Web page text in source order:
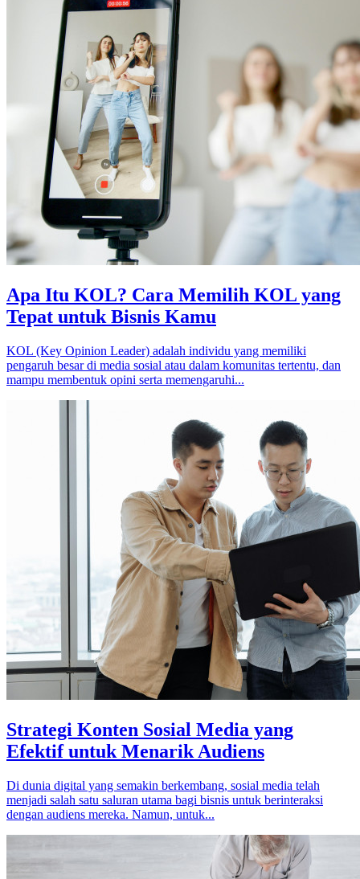
Apa Itu KOL? Cara Memilih KOL yang
Tepat untuk Bisnis Kamu
KOL (Key Opinion Leader) adalah individu yang memiliki
pengaruh besar di media sosial atau dalam komunitas tertentu, dan
mampu membentuk opini serta memengaruhi...
Strategi Konten Sosial Media yang
Efektif untuk Menarik Audiens
Di dunia digital yang semakin berkembang, sosial media telah
menjadi salah satu saluran utama bagi bisnis untuk berinteraksi
dengan audiens mereka. Namun, untuk...